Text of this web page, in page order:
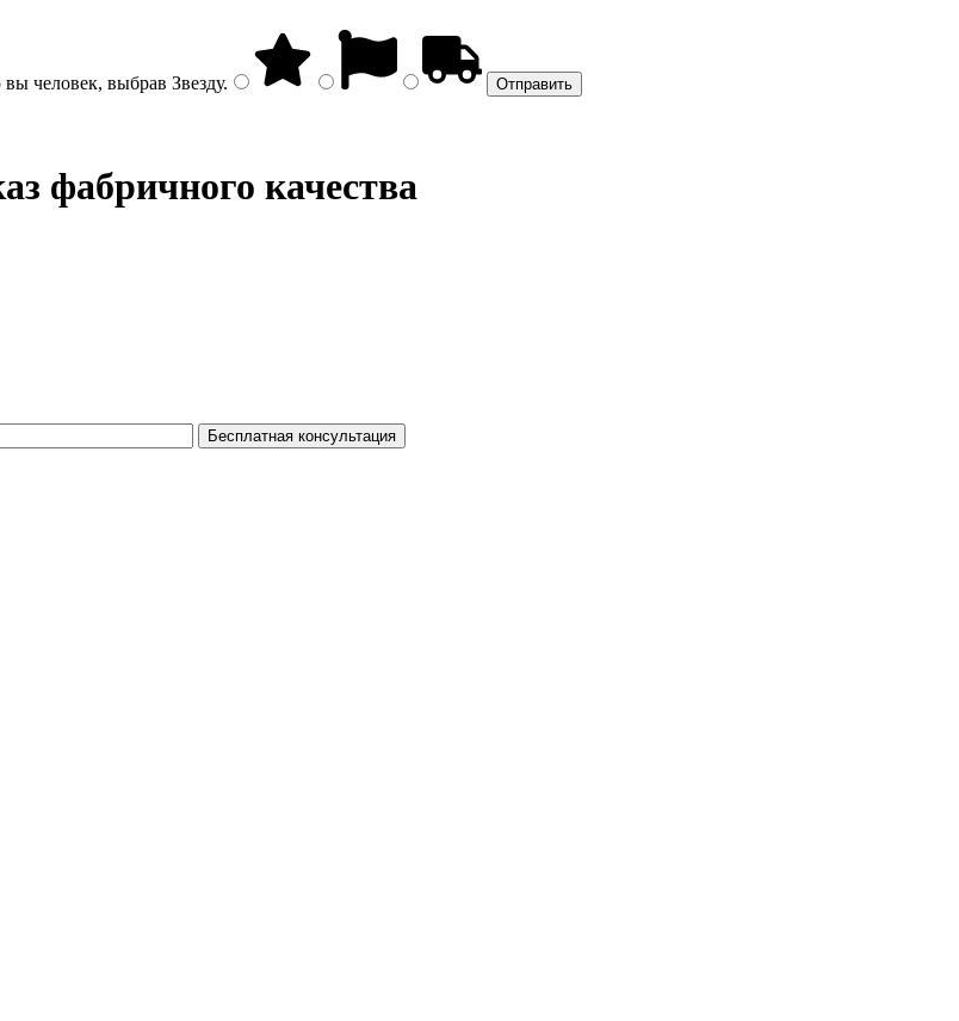
человек, выбрав Звезду.
фабричного качества